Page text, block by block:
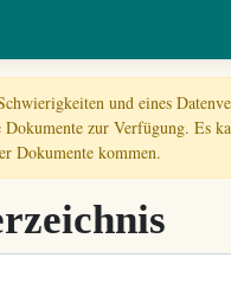
und eines
zur Verfügung. Es
Dokumente kommen.